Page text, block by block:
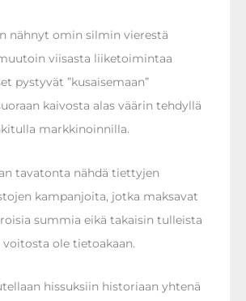
nähnyt omin silmin vierestä
viisasta liiketoimintaa
pystyvät ”kusaisemaan”
kaivosta alas väärin tehdyllä
markkinoinnilla.
tavatonta nähdä tiettyjen
kampanjoita, jotka maksavat
summia eikä takaisin tulleista
ole tietoakaan.
hissuksiin historiaan yhtenä